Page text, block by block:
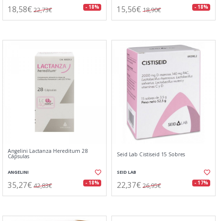
18,58€ 22,73€ - 18% 15,56€ 18,90€ - 18%
Angelini Lactanza Hereditum 28
Cápsulas
ANGELINI
35,27€ 42,83€ - 18%
Seid Lab Cistiseid 15 Sobres
SEID LAB
22,37€ 26,95€ - 17%